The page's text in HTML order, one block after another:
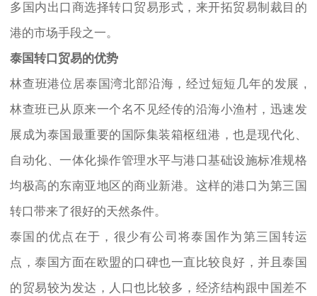
多国内出口商选择转口贸易形式，来开拓贸易制裁目的
港的市场手段之一。
泰国转口贸易的优势
林查班港位居泰国湾北部沿海，经过短短几年的发展 ,
林查班已从原来一个名不见经传的沿海小渔村，迅速发
展成为泰国最重要的国际集装箱枢纽港，也是现代化、
自动化、一体化操作管理水平与港口基础设施标准规格
均极高的东南亚地区的商业新港。这样的港口为第三国
转口带来了很好的天然条件。
泰国的优点在于，很少有公司将泰国作为第三国转运
点，泰国方面在欧盟的口碑也一直比较良好，并且泰国
的贸易较为发达，人口也比较多，经济结构跟中国差不